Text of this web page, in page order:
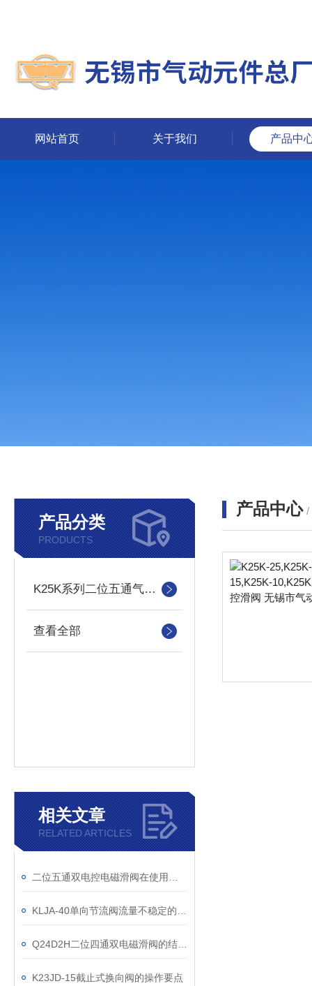
网站首页 关于我们 产品中
产品分类
PRODUCTS
K25K系列二位五通气控滑阀
查看全部
相关文章
RELATED ARTICLES
K23JD-15截止式换向阀的操作要点
产品中心 /